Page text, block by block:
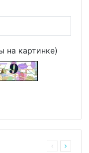
на картинке)